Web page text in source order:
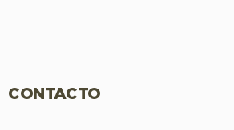
CONTACTO